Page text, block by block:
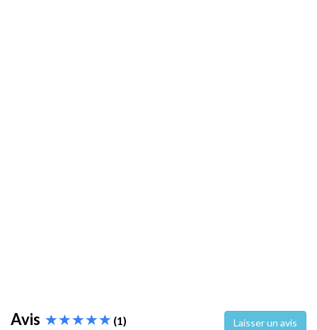
Avis (1) Laisser un avis